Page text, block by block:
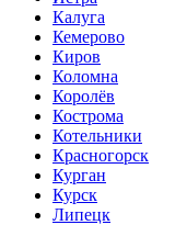
Калуга
Кемерово
Киров
Коломна
Королёв
Кострома
Котельники
Красногорск
Курган
Курск
Липецк